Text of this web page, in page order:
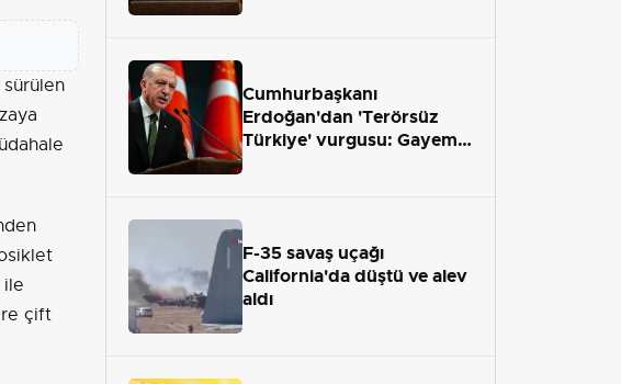
ile
çift
Cumhurbaşkanı
Erdoğan'dan 'Terörsüz
Türkiye' vurgusu: Gayemiz
F-35 savaş uçağı
California'da düştü ve alev
aldı